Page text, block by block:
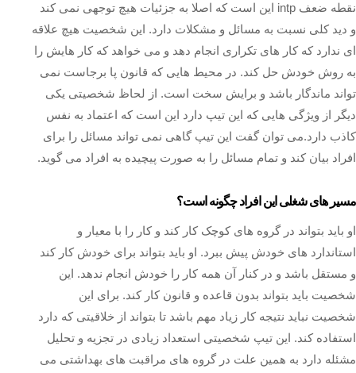
نقطه ضعف intp این است که اصلا به جزئیات هیچ توجهی نمی کند
و دید کلی نسبت به مسائل و مشکلات دارد. این شخصیت هیچ علاقه
ای ندارد که کار های تکراری انجام دهد و می خواهد که کار هایش را
به روش خودش حل کند. در محیط هایی که قانون پا برجاست نمی
تواند ماندگار باشد و برایش سخت است. از لحاظ شخصیتی یکی
دیگر از ویژگی هایی که این تیپ دارد این است که اعتماد به نفس
کاذب دارد.می توان گفت این تیپ گاهی نمی تواند مسائل را برای
افراد بیان کند و تمام مسائل را به صورت پیچیده به افراد می گوید.
مسیر های شغلی این افراد چگونه است؟
او باید بتواند در گروه های کوچک کار کند و کار را با معیار و
استاندارد های خودش پیش ببرد. او باید بتواند برای خودش کار کند
و مستقل باشد و در کنار آن همه کار را خودش انجام ندهد. این
شخصیت باید بتواند بدون قاعده و قانون کار کند. برای این
شخصیت نباید نتیجه کار زیاد مهم باشد تا بتواند از خلاقیتی که دارد
استفاده کند. این تیپ شخصیتی استعداد زیادی در تجزیه و تحلیل
مشئله دارد به همین علت در گروه های مراقبت های بهداشتی می